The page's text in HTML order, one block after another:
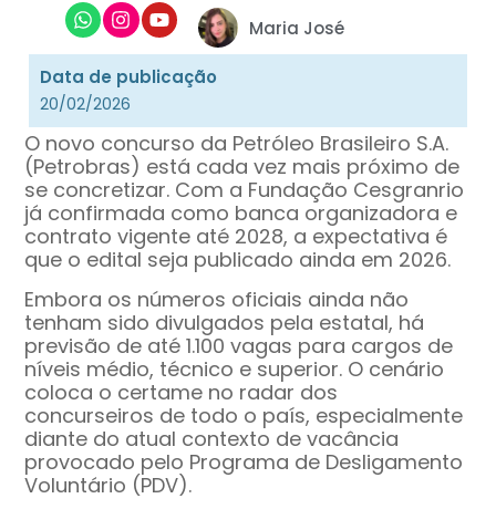
Maria José
Data de publicação
20/02/2026
O novo concurso da Petróleo Brasileiro S.A.
(Petrobras) está cada vez mais próximo de
se concretizar. Com a Fundação Cesgranrio
já confirmada como banca organizadora e
contrato vigente até 2028, a expectativa é
que o edital seja publicado ainda em 2026.
Embora os números oficiais ainda não
tenham sido divulgados pela estatal, há
previsão de até 1.100 vagas para cargos de
níveis médio, técnico e superior. O cenário
coloca o certame no radar dos
concurseiros de todo o país, especialmente
diante do atual contexto de vacância
provocado pelo Programa de Desligamento
Voluntário (PDV).